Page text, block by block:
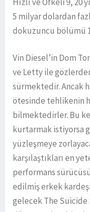
5 milyar dolardan
dokuzuncu bölümü
Vin Diesel’in Dom
ve Letty ile
sürmektedir. Ancak
ötesinde tehlikenin
bilmektedirler. Bu
kurtarmak istiyorsa
yüzleşmeye
karşılaştıkları en
performans
edilmiş erkek
gelecek The